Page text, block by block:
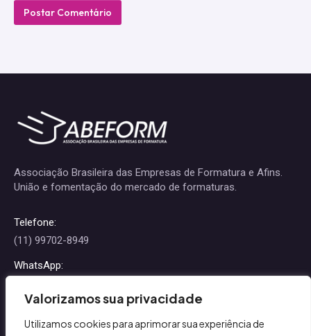
Valorizamos sua privacidade
Utilizamos cookies para aprimorar sua experiência de
Postar Comentário
Associação Brasileira das Empresas de Formatura e Afins.
União e fomentação do mercado de formaturas.
Telefone:
(11) 99702-8949
WhatsApp:
contato@abeform.com.br